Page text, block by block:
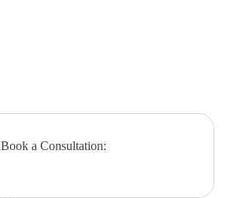
Book a Consultation: